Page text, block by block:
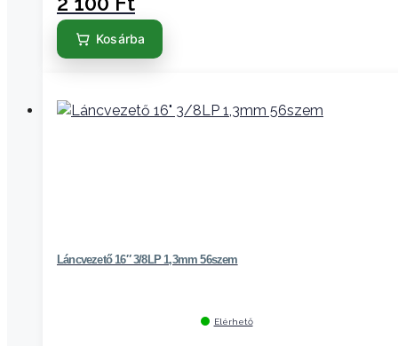
Kosárba
Láncvezető 16″ 3/8LP 1,3mm 56szem
Elérhető